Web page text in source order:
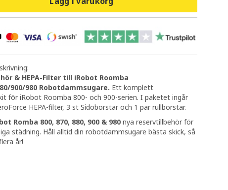
& HEPA-Filter till iRobot Roomba
900/980 Robotdammsugare. Ett komplett
för iRobot Roomba 800- och 900-serien. I paketet ingår
HEPA-filter, 3 st Sidoborstar och 1 par rullborstar.
Romba 800, 870, 880, 900 & 980 nya reservtillbehör för
städning. Håll alltid din robotdammsugare bästa skick, så
år!